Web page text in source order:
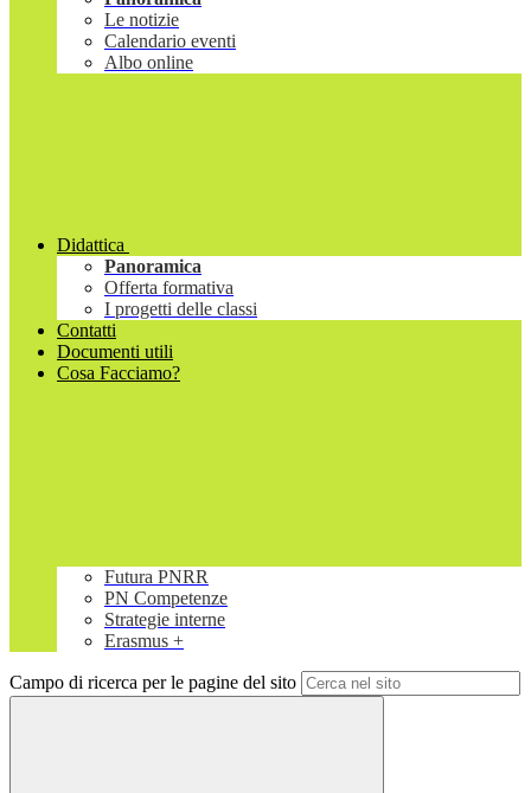
Le notizie
Calendario eventi
Albo online
Didattica
Panoramica
Offerta formativa
I progetti delle classi
Contatti
Documenti utili
Cosa Facciamo?
Futura PNRR
PN Competenze
Strategie interne
Erasmus +
Campo di ricerca per le pagine del sito